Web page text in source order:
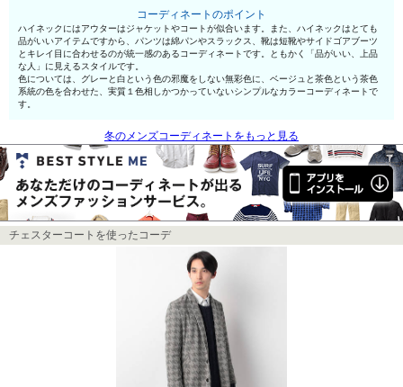
コーディネートのポイント
ハイネックにはアウターはジャケットやコートが似合います。また、ハイネックはとても
品がいいアイテムですから、パンツは綿パンやスラックス、靴は短靴やサイドゴアブーツ
とキレイ目に合わせるのが統一感のあるコーディネートです。ともかく「品がいい、上品
な人」に見えるスタイルです。
色については、グレーと白という色の邪魔をしない無彩色に、ベージュと茶色という茶色
系統の色を合わせた、実質１色相しかつかっていないシンプルなカラーコーディネートで
す。
冬のメンズコーディネートをもっと見る
チェスターコートを使ったコーデ